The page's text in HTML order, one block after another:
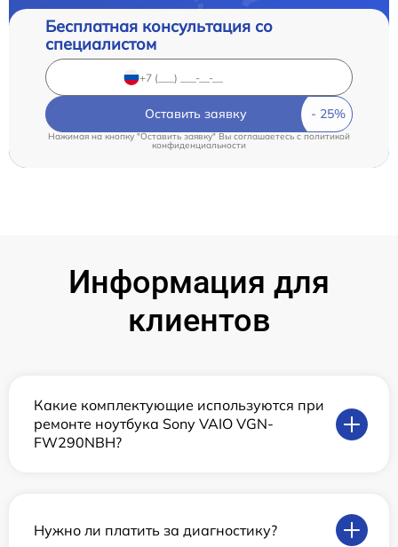
Бесплатная консультация со
специалистом
Оставить заявку
Нажимая на кнопку "Оставить заявку" Вы соглашаетесь c политикой
конфиденциальности
Информация для
клиентов
Какие комплектующие используются при
ремонте ноутбука Sony VAIO VGN-
FW290NBH?
Нужно ли платить за диагностику?